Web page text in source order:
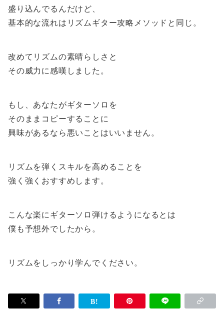
盛り込んでるんだけど、
基本的な流れはリズムギター攻略メソッドと同じ。
改めてリズムの素晴らしさと
その威力に感嘆しました。
もし、あなたがギターソロを
そのままコピーすることに
興味があるなら悪いことはいいません。
リズムを弾くスキルを高めることを
強く強くおすすめします。
こんな楽にギターソロ弾けるようになるとは
僕も予想外でしたから。
リズムをしっかり学んでください。